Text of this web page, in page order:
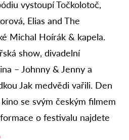
vystoupí Točkolotoč,
Elias and The
Michal Hoírák & kapela.
show, divadelní
– Johnny & Jenny a
Jak medvědi vařili. Den
se svým českým filmem
o festivalu najdete